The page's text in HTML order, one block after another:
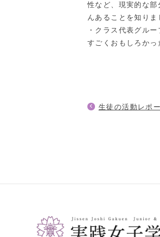
性など、現実的な
んあることを知りま
・クラス代表グル
すごくおもしろかっ
生徒の活動レポ